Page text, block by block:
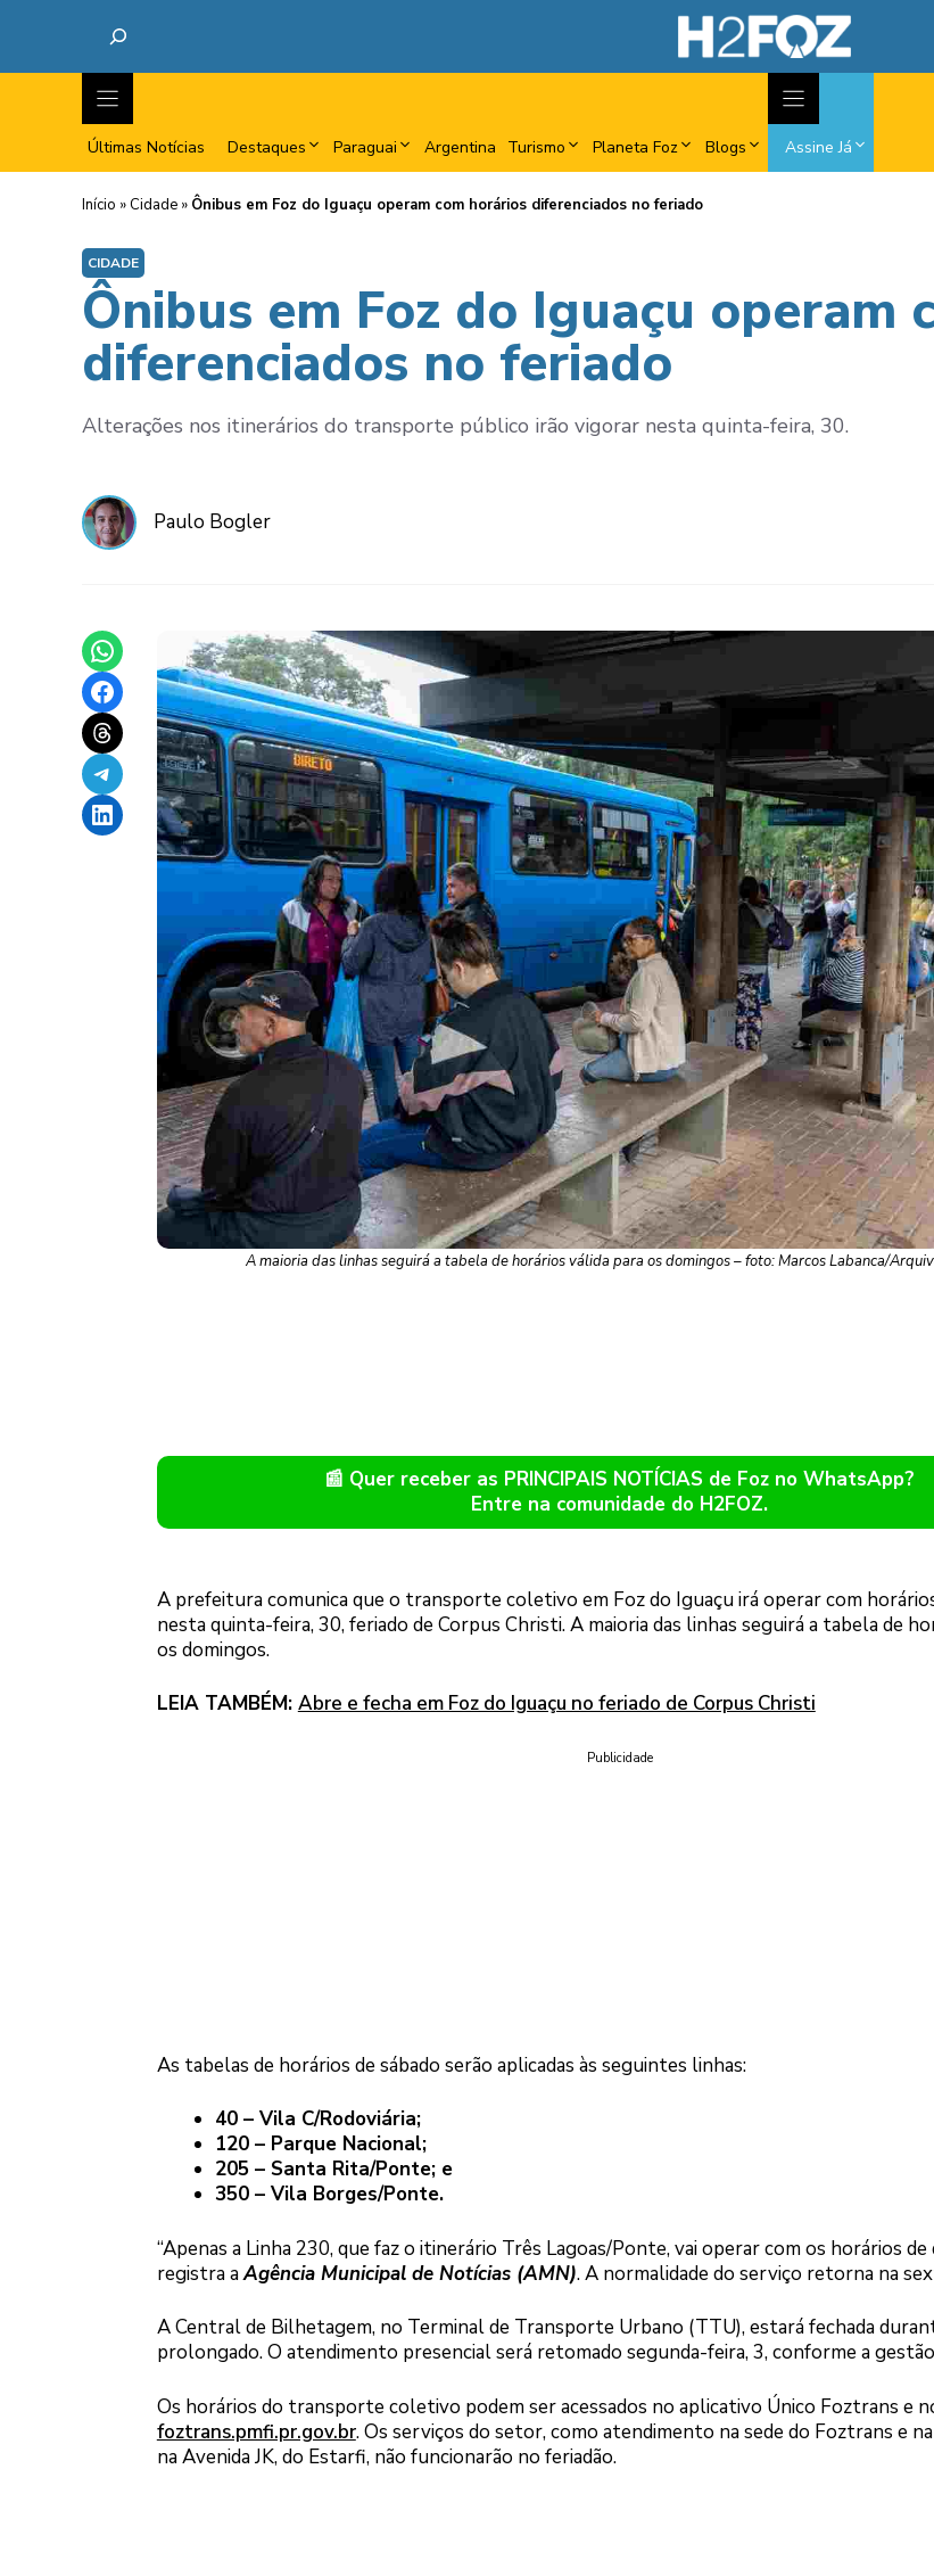
Últimas Notícias Destaques Paraguai Argentina Turismo Planeta Foz Blogs Assine Já
Início » Cidade » Ônibus em Foz do Iguaçu operam com horários diferenciados no feriado
CIDADE
Ônibus em Foz do Iguaçu operam
diferenciados no feriado
Alterações nos itinerários do transporte público irão vigorar nesta quinta-feira, 30.
Paulo Bogler
Share on WhatsApp
Share on Facebook
Share on Threads
Share on Telegram
Share on LinkedIn
A maioria das linhas seguirá a tabela de horários válida para os domingos – foto: Marcos Labanca/
📰 Quer receber as PRINCIPAIS NOTÍCIAS de Foz no WhatsApp?
Entre na comunidade do H2FOZ.
A prefeitura comunica que o transporte coletivo em Foz do Iguaçu irá operar com
nesta quinta-feira, 30, feriado de Corpus Christi. A maioria das linhas seguirá a tabela de
os domingos.
LEIA TAMBÉM: Abre e fecha em Foz do Iguaçu no feriado de Corpus Christi
Publicidade
As tabelas de horários de sábado serão aplicadas às seguintes linhas:
40 – Vila C/Rodoviária;
120 – Parque Nacional;
205 – Santa Rita/Ponte; e
350 – Vila Borges/Ponte.
“Apenas a Linha 230, que faz o itinerário Três Lagoas/Ponte, vai operar com os horários de
registra aAgência Municipal de Notícias (AMN). A normalidade do serviço retorna na
A Central de Bilhetagem, no Terminal de Transporte Urbano (TTU), estará fechada
prolongado. O atendimento presencial será retomado segunda-feira, 3, conforme a
Os horários do transporte coletivo podem ser acessados no aplicativo Único Foztrans e
foztrans.pmfi.pr.gov.br. Os serviços do setor, como atendimento na sede do Foztrans e
na Avenida JK, do Estarfi, não funcionarão no feriadão.